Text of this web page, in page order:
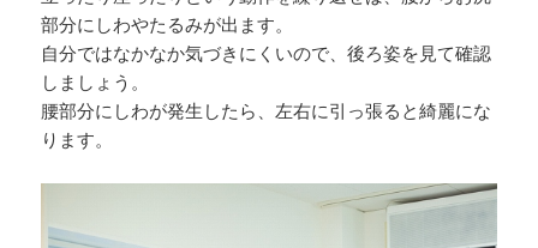
部分にしわやたるみが出ます。
自分ではなかなか気づきにくいので、後ろ姿を見て確認
しましょう。
腰部分にしわが発生したら、左右に引っ張ると綺麗にな
ります。